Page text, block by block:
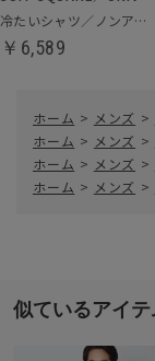
冷たいシャツ／ノンアイロンジャージードレスシャツ
￥6,589
ホーム > メンズ >
ホーム > メンズ >
ホーム > メンズ >
ホーム > メンズ >